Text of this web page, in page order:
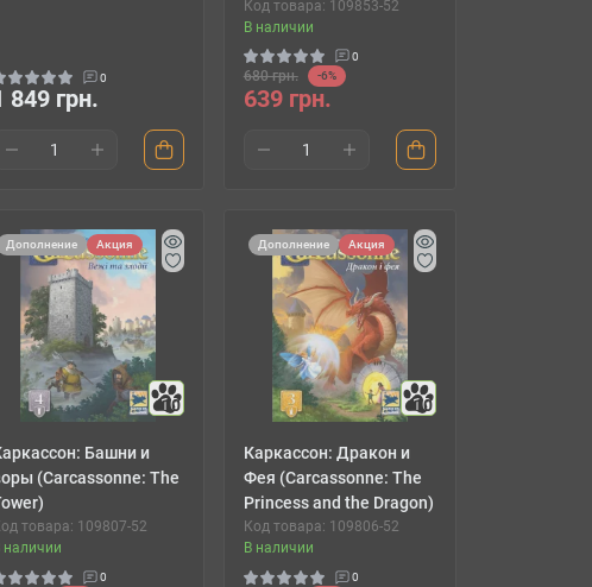
0
849 грн.
Код товара: 109853-52
В наличии
0
680 грн. -6%
639 грн.
Дополнение Акция
10
Башни и
(Carcassonne: The
товара: 109807-52
наличии
0
Дополнение Акция
10
Каркассон: Дракон и
Фея (Carcassonne: The
Princess and the Dragon)
Код товара: 109806-52
В наличии
0